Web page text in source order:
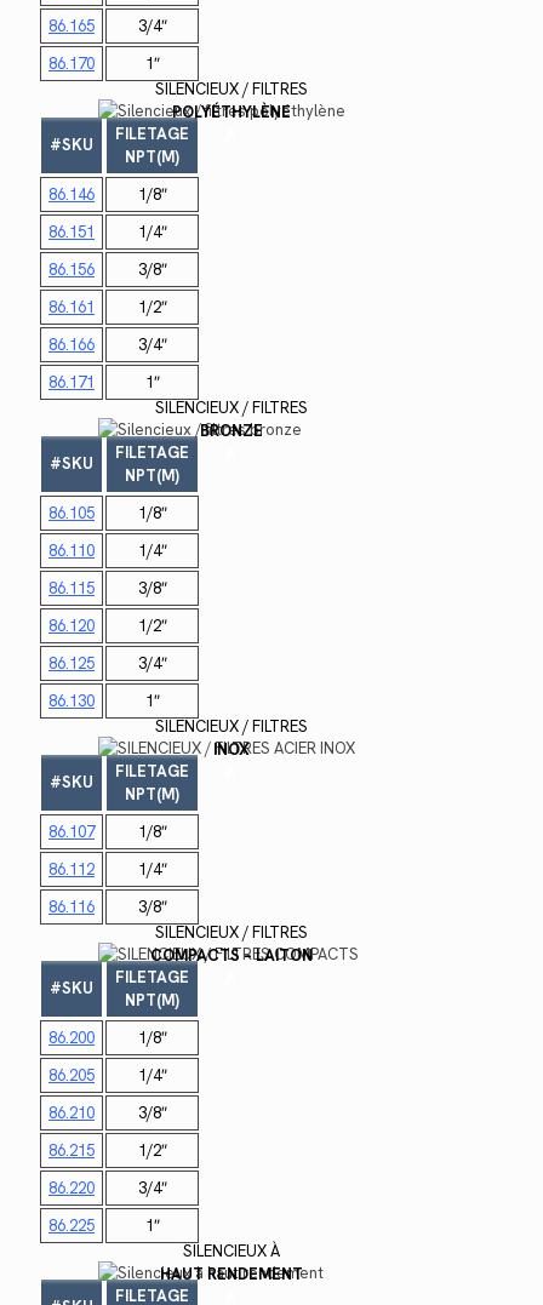
86.165
3/4″
86.170
1″
SILENCIEUX / FILTRES
POLYÉTHYLÈNE
#SKU
FILETAGE
NPT(M)
86.146
1/8″
86.151
1/4″
86.156
3/8″
86.161
1/2″
86.166
3/4″
86.171
1″
SILENCIEUX / FILTRES
BRONZE
#SKU
FILETAGE
NPT(M)
86.105
1/8″
86.110
1/4″
86.115
3/8″
86.120
1/2″
86.125
3/4″
86.130
1″
SILENCIEUX / FILTRES
INOX
#SKU
FILETAGE
NPT(M)
86.107
1/8″
86.112
1/4″
86.116
3/8″
SILENCIEUX / FILTRES
COMPACTS – LAITON
#SKU
FILETAGE
NPT(M)
86.200
1/8″
86.205
1/4″
86.210
3/8″
86.215
1/2″
86.220
3/4″
86.225
1″
SILENCIEUX À
HAUT RENDEMENT
FILETAGE